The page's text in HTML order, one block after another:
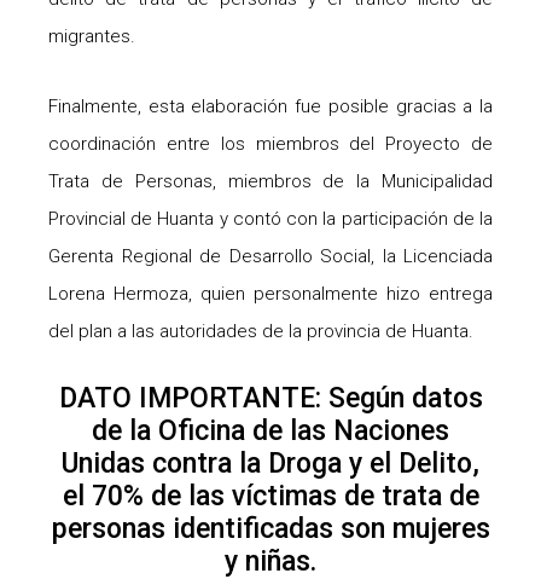
migrantes.
Finalmente, esta elaboración fue posible gracias a la
coordinación entre los miembros del Proyecto de
Trata de Personas, miembros de la Municipalidad
Provincial de Huanta y contó con la participación de la
Gerenta Regional de Desarrollo Social, la Licenciada
Lorena Hermoza, quien personalmente hizo entrega
del plan a las autoridades de la provincia de Huanta.
DATO IMPORTANTE: Según datos
de la Oficina de las Naciones
Unidas contra la Droga y el Delito,
el 70% de las víctimas de trata de
personas identificadas son mujeres
y niñas.